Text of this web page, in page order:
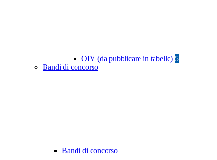
OIV (da pubblicare in tabelle) 5
Bandi di concorso
Bandi di concorso